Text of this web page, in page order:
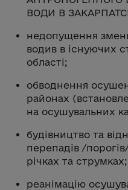
ВОДИ В
недопущення
водив в існуючих
області;
обводнення
районах
на осушувальних
будівництво та
перепадів /
річках та струмках;
реанімацію